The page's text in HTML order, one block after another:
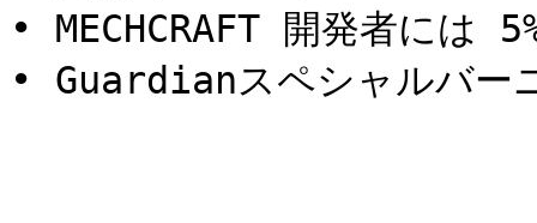
• MECHCRAFT 開発者には